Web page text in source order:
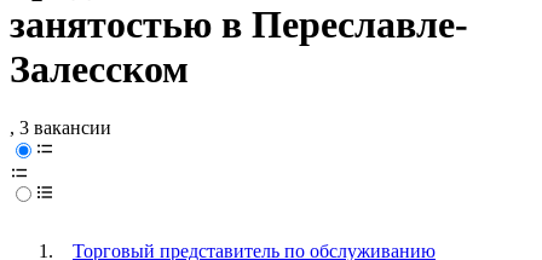
занятостью в Переславле-
Залесском
, 3 вакансии
Торговый представитель по обслуживанию